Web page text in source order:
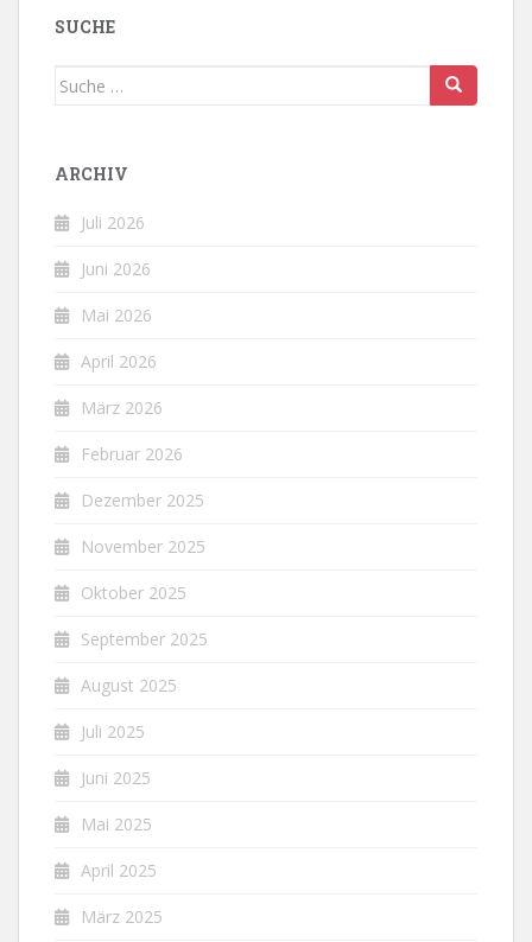
SUCHE
Suche
ARCHIV
Juli 2026
Juni 2026
Mai 2026
April 2026
März 2026
Februar 2026
Dezember 2025
November 2025
Oktober 2025
September 2025
August 2025
Juli 2025
Juni 2025
Mai 2025
April 2025
März 2025